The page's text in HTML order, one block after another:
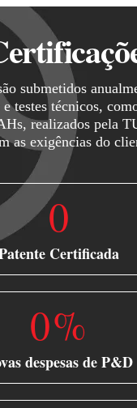
submetidos
testes técnicos,
realizados pela
as exigências do
Certificada
0
despesas de P&D
0%